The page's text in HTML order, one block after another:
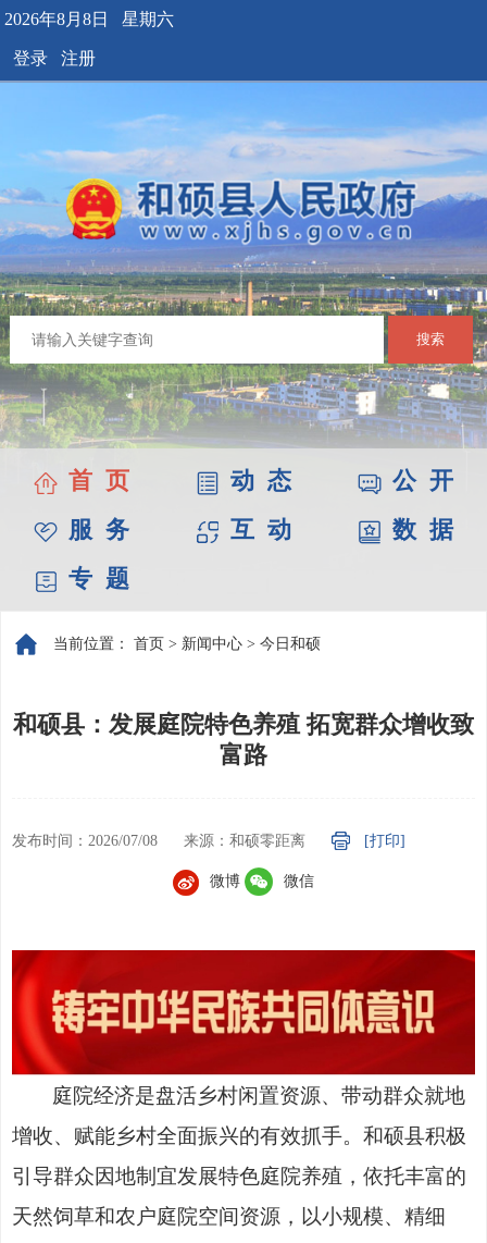
2026年8月8日 星期六
登录 注册
搜索
首 页 动 态
公 开
服 务
互 动
数 据
专 题
当前位置： 首页 > 新闻中心 > 今日和硕
和硕县：发展庭院特色养殖 拓宽群众增收致
富路
发布时间：2026/07/08 来源：和硕零距离 [打印]
微博 微信
庭院经济是盘活乡村闲置资源、带动群众就地
增收、赋能乡村全面振兴的有效抓手。 和硕县积极
引导群众因地制宜发展特色庭院养殖，依托丰富的
天然饲草和农户庭院空间资源，以小规模、精细